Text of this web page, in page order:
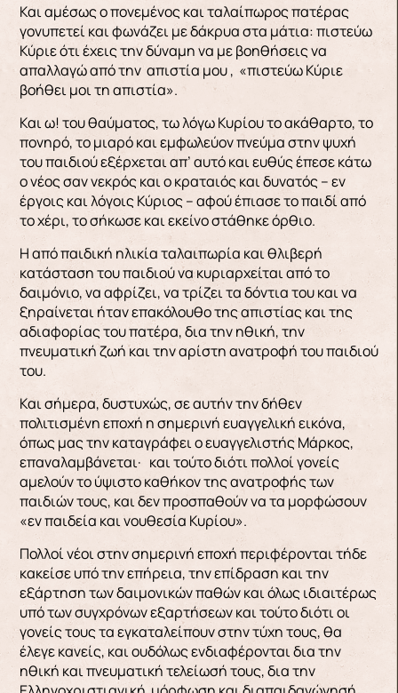
Και αμέσως ο πονεμένος και ταλαίπωρος πατέρας
γονυπετεί και φωνάζει με δάκρυα στα μάτια: πιστεύω
Κύριε ότι έχεις την δύναμη να με βοηθήσεις να
απαλλαγώ από την απιστία μου , «πιστεύω Κύριε
βοήθει μοι τη απιστία».
Και ω! του θαύματος, τω λόγω Κυρίου το ακάθαρτο, το
πονηρό, το μιαρό και εμφωλεύον πνεύμα στην ψυχή
του παιδιού εξέρχεται απ’ αυτό και ευθύς έπεσε κάτω
ο νέος σαν νεκρός και ο κραταιός και δυνατός – εν
έργοις και λόγοις Κύριος – αφού έπιασε το παιδί από
το χέρι, το σήκωσε και εκείνο στάθηκε όρθιο.
Η από παιδική ηλικία ταλαιπωρία και θλιβερή
κατάσταση του παιδιού να κυριαρχείται από το
δαιμόνιο, να αφρίζει, να τρίζει τα δόντια του και να
ξηραίνεται ήταν επακόλουθο της απιστίας και της
αδιαφορίας του πατέρα, δια την ηθική, την
πνευματική ζωή και την αρίστη ανατροφή του παιδιού
του.
Και σήμερα, δυστυχώς, σε αυτήν την δήθεν
πολιτισμένη εποχή η σημερινή ευαγγελική εικόνα,
όπως μας την καταγράφει ο ευαγγελιστής Μάρκος,
επαναλαμβάνεται· και τούτο διότι πολλοί γονείς
αμελούν το ύψιστο καθήκον της ανατροφής των
παιδιών τους, και δεν προσπαθούν να τα μορφώσουν
«εν παιδεία και νουθεσία Κυρίου».
Πολλοί νέοι στην σημερινή εποχή περιφέρονται τήδε
κακείσε υπό την επήρεια, την επίδραση και την
εξάρτηση των δαιμονικών παθών και όλως ιδιαιτέρως
υπό των συγχρόνων εξαρτήσεων και τούτο διότι οι
γονείς τους τα εγκαταλείπουν στην τύχη τους, θα
έλεγε κανείς, και ουδόλως ενδιαφέρονται δια την
ηθική και πνευματική τελείωσή τους, δια την